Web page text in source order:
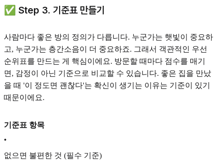
✅ Step 3. 기준표 만들기
사람마다 좋은 방의 정의가 다릅니다. 누군가는 햇빛이 중요하
고, 누군가는 층간소음이 더 중요하죠. 그래서 객관적인 우선
순위표를 만드는 게 핵심이에요. 방문할 때마다 점수를 매기
면, 감정이 아닌 기준으로 비교할 수 있습니다. 좋은 집을 만났
을 때 '이 정도면 괜찮다'는 확신이 생기는 이유는 기준이 있기
때문이에요.
기준표 항목
•
없으면 불편한 것 (필수 기준)